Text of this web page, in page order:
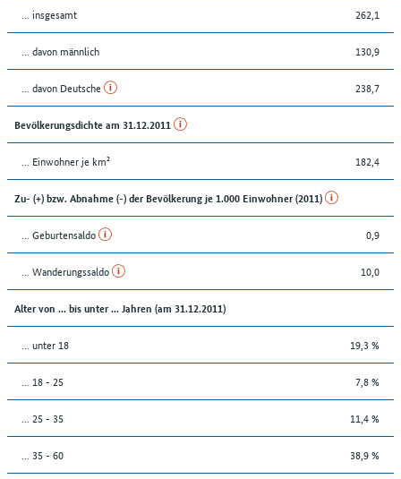
... insgesamt 262,1
... davon männlich 130,9
... davon Deutsche 238,7
Bevölkerungsdichte am 31.12.2011
... Einwohner je km² 182,4
Zu- (+) bzw. Abnahme (-) der Bevölkerung je 1.000 Einwohner (2011)
... Geburtensaldo 0,9
... Wanderungssaldo 10,0
Alter von ... bis unter ... Jahren (am 31.12.2011)
... unter 18 19,3 %
... 18 - 25 7,8 %
... 25 - 35 11,4 %
... 35 - 60 38,9 %